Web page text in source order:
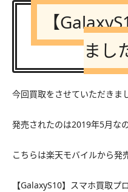
【
まし
今回買取をさせていただきま
発売されたのは2019年5月な
こちらは楽天モバイルから発
【GalaxyS10】スマホ買取